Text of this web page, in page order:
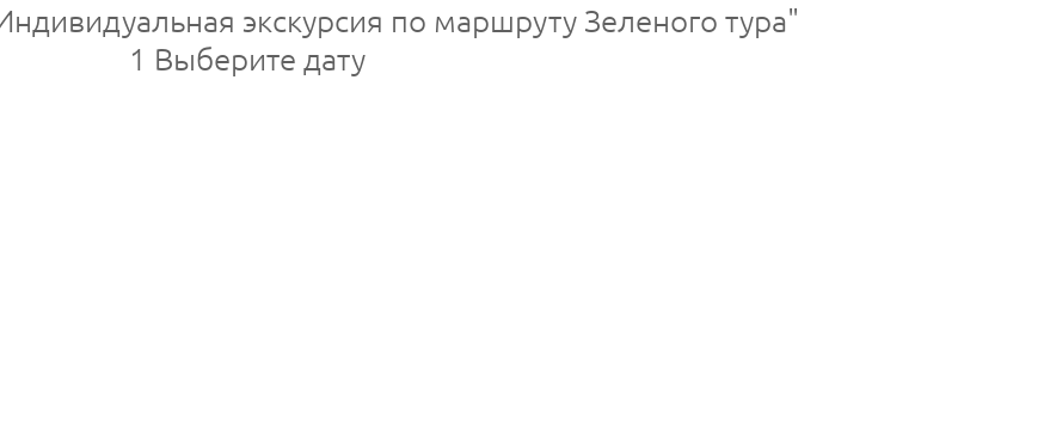
экскурсия по маршруту Зеленого тура"
1 Выберите дату